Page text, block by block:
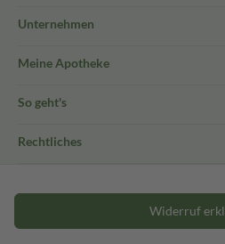
Unternehmen
Meine Apotheke
So geht's
Rechtliches
Widerruf